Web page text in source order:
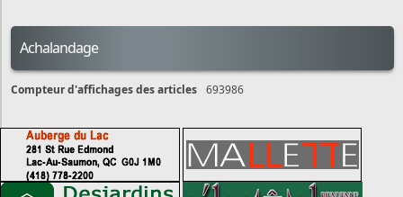
Achalandage
Compteur d'affichages des articles 693986